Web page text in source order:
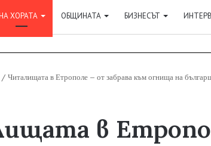
ХОРАТА ОБЩИНАТА БИЗНЕСЪТ
/ Читалищата в Етрополе – от забрава към огнища на
в